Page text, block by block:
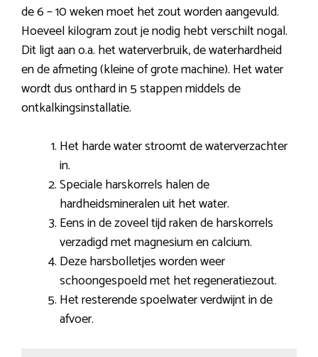
de 6 – 10 weken moet het zout worden aangevuld.
Hoeveel kilogram zout je nodig hebt verschilt nogal.
Dit ligt aan o.a. het waterverbruik, de waterhardheid
en de afmeting (kleine of grote machine). Het water
wordt dus onthard in 5 stappen middels de
ontkalkingsinstallatie.
Het harde water stroomt de waterverzachter
in.
Speciale harskorrels halen de
hardheidsmineralen uit het water.
Eens in de zoveel tijd raken de harskorrels
verzadigd met magnesium en calcium.
Deze harsbolletjes worden weer
schoongespoeld met het regeneratiezout.
Het resterende spoelwater verdwijnt in de
afvoer.